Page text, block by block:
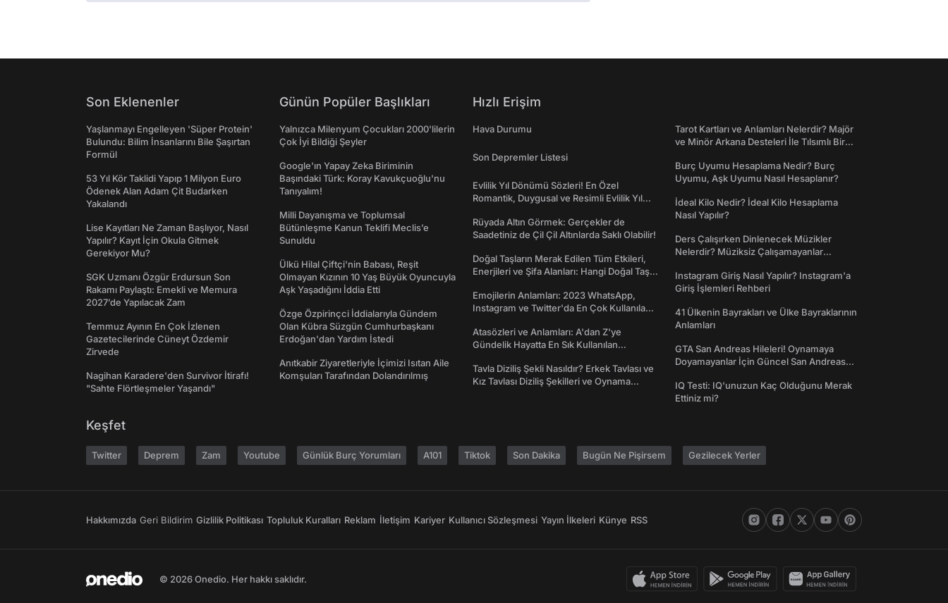
Son Eklenenler
Yaşlanmayı Engelleyen 'Süper Protein'
Bulundu: Bilim İnsanlarını Bile Şaşırtan
Formül
53 Yıl Kör Taklidi Yapıp 1 Milyon Euro
Ödenek Alan Adam Çit Budarken
Yakalandı
Lise Kayıtları Ne Zaman Başlıyor, Nasıl
Yapılır? Kayıt İçin Okula Gitmek
Gerekiyor Mu?
SGK Uzmanı Özgür Erdursun Son
Rakamı Paylaştı: Emekli ve Memura
2027’de Yapılacak Zam
Temmuz Ayının En Çok İzlenen
Gazetecilerinde Cüneyt Özdemir
Zirvede
Nagihan Karadere'den Survivor İtirafı!
"Sahte Flörtleşmeler Yaşandı"
Günün Popüler Başlıkları
Yalnızca Milenyum Çocukları 2000'lilerin
Çok İyi Bildiği Şeyler
Google'ın Yapay Zeka Biriminin
Başındaki Türk: Koray Kavukçuoğlu'nu
Tanıyalım!
Milli Dayanışma ve Toplumsal
Bütünleşme Kanun Teklifi Meclis’e
Sunuldu
Ülkü Hilal Çiftçi'nin Babası, Reşit
Olmayan Kızının 10 Yaş Büyük Oyuncuyla
Aşk Yaşadığını İddia Etti
Özge Özpirinçci İddialarıyla Gündem
Olan Kübra Süzgün Cumhurbaşkanı
Erdoğan'dan Yardım İstedi
Anıtkabir Ziyaretleriyle İçimizi Isıtan Aile
Komşuları Tarafından Dolandırılmış
Hızlı Erişim
Hava Durumu
Son Depremler Listesi
Evlilik Yıl Dönümü Sözleri! En Özel
Romantik, Duygusal ve Resimli Evlilik Yıl
Rüyada Altın Görmek: Gerçekler de
Saadetiniz de Çil Çil Altınlarda Saklı Olabilir!
Doğal Taşların Merak Edilen Tüm Etkileri,
Enerjileri ve Şifa Alanları: Hangi Doğal Taş
Emojilerin Anlamları: 2023 WhatsApp,
Instagram ve Twitter'da En Çok Kullanılan
Atasözleri ve Anlamları: A'dan Z'ye
Gündelik Hayatta En Sık Kullanılan
Tavla Diziliş Şekli Nasıldır? Erkek Tavlası ve
Kız Tavlası Diziliş Şekilleri ve Oynama
Tarot Kartları ve Anlamları Nelerdir? Majör
ve Minör Arkana Desteleri İle Tılsımlı Bir
Burç Uyumu Hesaplama Nedir? Burç
Uyumu, Aşk Uyumu Nasıl Hesaplanır?
İdeal Kilo Nedir? İdeal Kilo Hesaplama
Nasıl Yapılır?
Ders Çalışırken Dinlenecek Müzikler
Nelerdir? Müziksiz Çalışamayanlar
Instagram Giriş Nasıl Yapılır? Instagram'a
Giriş İşlemleri Rehberi
41 Ülkenin Bayrakları ve Ülke Bayraklarının
Anlamları
GTA San Andreas Hileleri! Oynamaya
Doyamayanlar İçin Güncel San Andreas
IQ Testi: IQ'unuzun Kaç Olduğunu Merak
Ettiniz mi?
Keşfet
Twitter Deprem Zam Youtube Günlük Burç Yorumları A101 Tiktok Son Dakika Bugün Ne Pişirsem Gezilecek Yerler
Hakkımızda Geri Bildirim Gizlilik Politikası Topluluk Kuralları Reklam İletişim Kariyer Kullanıcı Sözleşmesi Yayın İlkeleri Künye RSS
© 2026 Onedio. Her hakkı saklıdır.